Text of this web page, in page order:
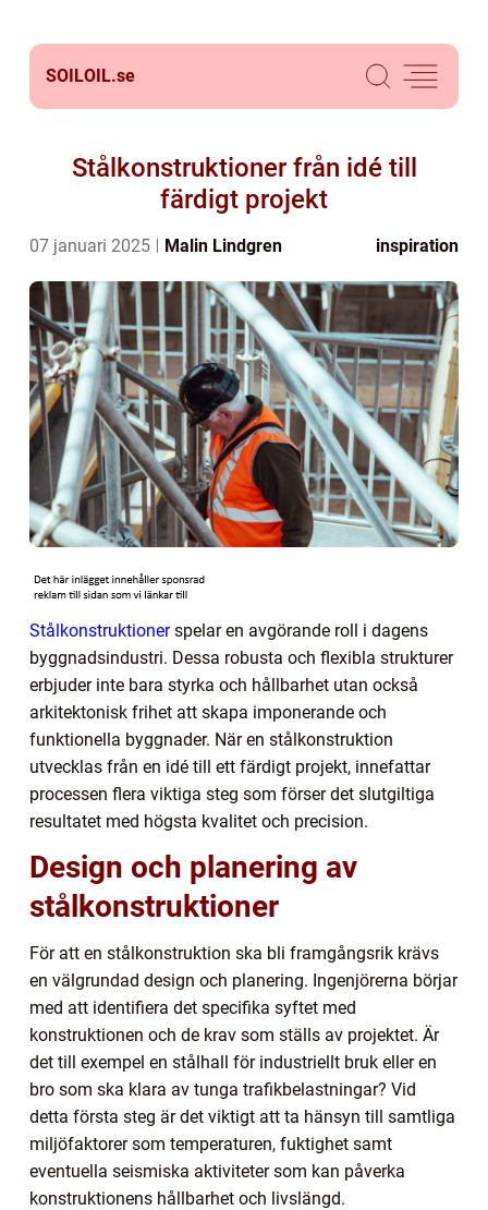
SOILOIL.se
Stålkonstruktioner från idé till
färdigt projekt
07 januari 2025 Malin Lindgren inspiration
Stålkonstruktionerspelar en avgörande roll i dagens
byggnadsindustri. Dessa robusta och flexibla strukturer
erbjuder inte bara styrka och hållbarhet utan också
arkitektonisk frihet att skapa imponerande och
funktionella byggnader. När en stålkonstruktion
utvecklas från en idé till ett färdigt projekt, innefattar
processen flera viktiga steg som förser det slutgiltiga
resultatet med högsta kvalitet och precision.
Design och planering av
stålkonstruktioner
För att en stålkonstruktion ska bli framgångsrik krävs
en välgrundad design och planering. Ingenjörerna börjar
med att identifiera det specifika syftet med
konstruktionen och de krav som ställs av projektet. Är
det till exempel en stålhall för industriellt bruk eller en
bro som ska klara av tunga trafikbelastningar? Vid
detta första steg är det viktigt att ta hänsyn till samtliga
miljöfaktorer som temperaturen, fuktighet samt
eventuella seismiska aktiviteter som kan påverka
konstruktionens hållbarhet och livslängd.